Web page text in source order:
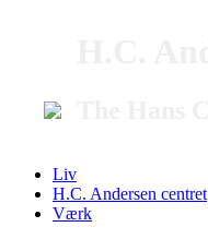
Liv
H.C. Andersen centret
Værk